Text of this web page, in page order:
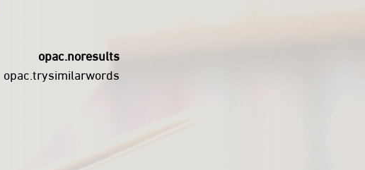
opac.noresults
opac.trysimilarwords